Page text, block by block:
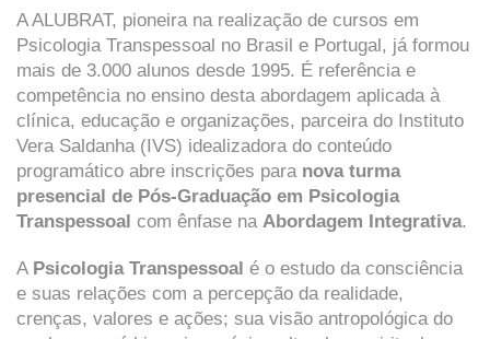
A ALUBRAT, pioneira na realização de cursos em
Psicologia Transpessoal no Brasil e Portugal, já formou
mais de 3.000 alunos desde 1995. É referência e
competência no ensino desta abordagem aplicada à
clínica, educação e organizações, parceira do Instituto
Vera Saldanha (IVS) idealizadora do conteúdo
programático abre inscrições paranova turma
presencial de Pós-Graduação em Psicologia
Transpessoal com ênfase na Abordagem Integrativa.
A Psicologia Transpessoal é o estudo da consciência
e suas relações com a percepção da realidade,
crenças, valores e ações; sua visão antropológica do